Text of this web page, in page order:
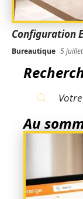
Configuration
Bureautique 5
Au